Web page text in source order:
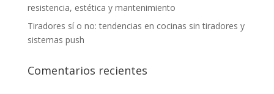
resistencia, estética y mantenimiento
Tiradores sí o no: tendencias en cocinas sin tiradores y
sistemas push
Comentarios recientes